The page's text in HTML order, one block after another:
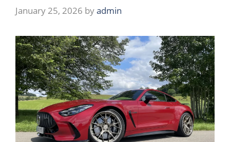
January 25, 2026 byadmin